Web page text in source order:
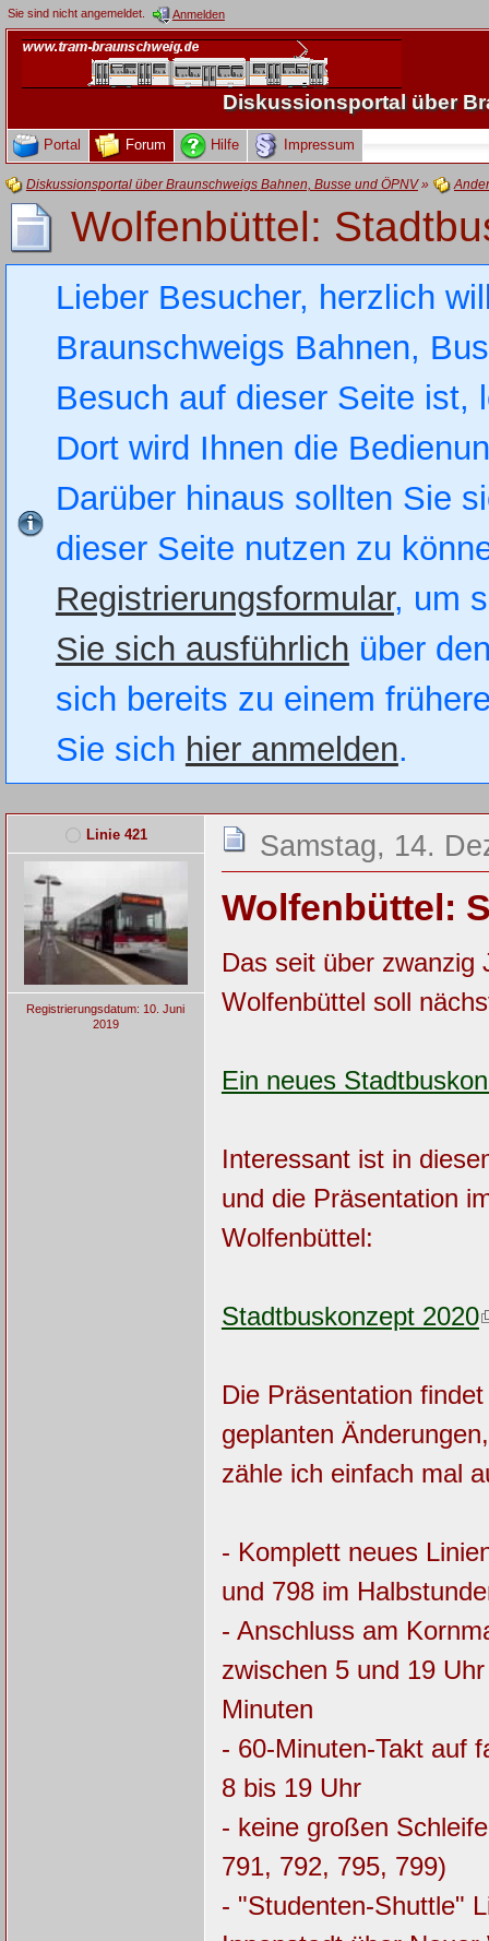
Sie sind nicht angemeldet. Anmelden
Diskussionsportal über
Portal Forum Hilfe Impressum
Diskussionsportal über Braunschweigs Bahnen, Busse und ÖPNV»
Wolfenbüttel:
Lieber Besucher, herzlich
Braunschweigs Bahnen,
Besuch auf dieser Seite
Dort wird Ihnen die
Darüber hinaus sollten Sie
dieser Seite nutzen zu
Registrierungsformular, um
Sie sich ausführlich über
sich bereits zu einem
Sie sich hier anmelden.
Linie 421
Registrierungsdatum: 10. Juni
2019
Samstag, 14.
Wolfenbüttel:
Das seit über zwanzig
Wolfenbüttel soll
Ein neues
Interessant ist in
und die Präsentation
Wolfenbüttel:
Stadtbuskonzept 2020
Die Präsentation
geplanten
zähle ich einfach mal
- Komplett neues
und 798 im
- Anschluss am
zwischen 5 und 19
Minuten
- 60-Minuten-Takt auf
8 bis 19 Uhr
- keine großen
791, 792, 795, 799)
- "Studenten-Shuttle"